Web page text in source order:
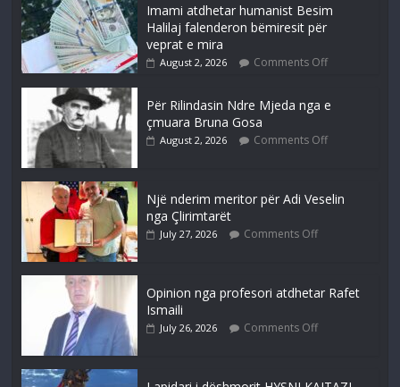
Imami atdhetar humanist Besim
Halilaj falenderon bëmiresit për
veprat e mira
August 2, 2026 Comments Off
Për Rilindasin Ndre Mjeda nga e
çmuara Bruna Gosa
August 2, 2026 Comments Off
Një nderim meritor për Adi Veselin
nga Çlirimtarët
July 27, 2026 Comments Off
Opinion nga profesori atdhetar Rafet
Ismaili
July 26, 2026 Comments Off